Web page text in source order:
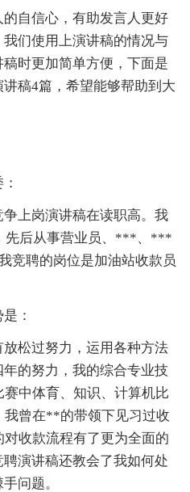
自信心，有助发言人更好
们使用上演讲稿的情况与
时更加简单方便，下面是
稿4篇，希望能够帮助到大
上岗演讲稿在读职高。我
先后从事营业员、***、***
竞聘的岗位是加油站收款员
：
松过努力，运用各种方法
的努力，我的综合专业技
中体育、知识、计算机比
曾在**的带领下见习过收
收款流程有了更为全面的
演讲稿还教会了我如何处
问题。